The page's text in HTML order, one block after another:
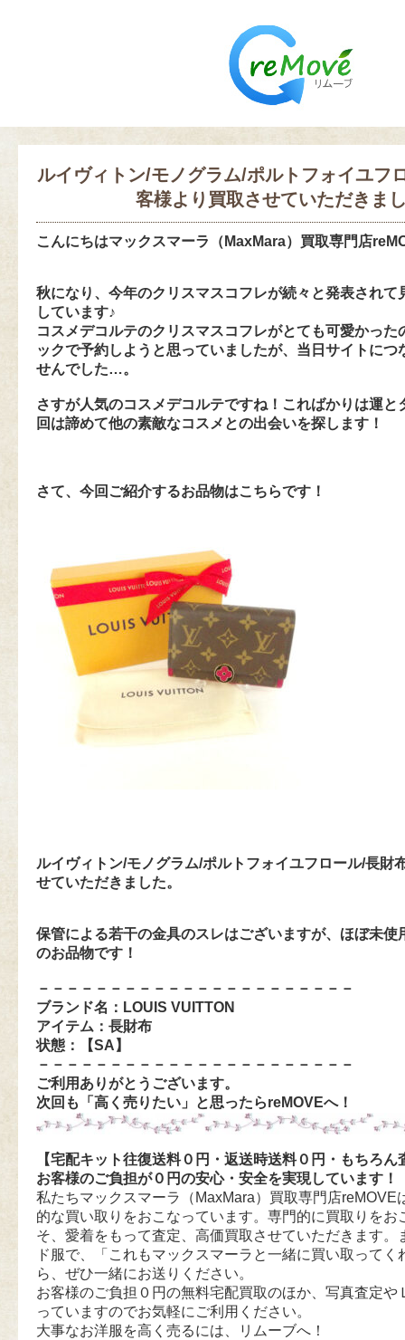
ルイヴィトン/モノグラム/ポルトフォイユフ
客様より買取させていただきま
こんにちはマックスマーラ（MaxMara）買取専門店
秋になり、今年のクリスマスコフレが続々と発表されて
しています♪
コスメデコルテのクリスマスコフレがとても可愛かった
ックで予約しようと思っていましたが、当日サイトにつ
せんでした…。
さすが人気のコスメデコルテですね！こればかりは運と
回は諦めて他の素敵なコスメとの出会いを探します！
さて、今回ご紹介するお品物はこちらです！
ルイヴィトン/モノグラム/ポルトフォイユフロール/長財
せていただきました。
保管による若干の金具のスレはございますが、ほぼ未使
のお品物です！
－－－－－－－－－－－－－－－－－－－－－－
ブランド名：LOUIS VUITTON
アイテム：長財布
状態：【SA 】
－－－－－－－－－－－－－－－－－－－－－－
ご利用ありがとうございます。
次回も「高く売りたい」と思ったらreMOVEへ！
【宅配キット往復送料０円・返送時送料０円・もちろん
お客様のご負担が０円の安心・安全を実現しています！
私たちマックスマーラ（MaxMara）買取専門店reMOVE
的な買い取りをおこなっています。専門的に買取りをお
そ、愛着をもって査定、高価買取させていただきます。
ド服で、「これもマックスマーラと一緒に買い取ってく
ら、ぜひ一緒にお送りください。
お客様のご負担０円の無料宅配買取のほか、写真査定や
っていますのでお気軽にご利用ください。
大事なお洋服を高く売るには、リムーブへ！